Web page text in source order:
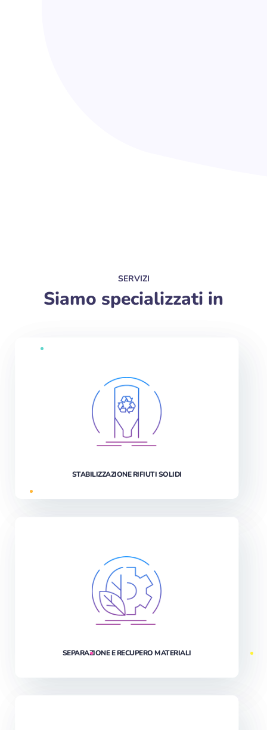
SERVIZI
Siamo specializzati in
STABILIZZAZIONE RIFIUTI SOLIDI
SEPARAZIONE E RECUPERO MATERIALI